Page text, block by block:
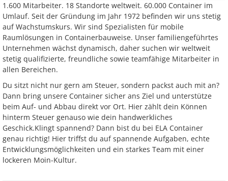
1.600 Mitarbeiter. 18 Standorte weltweit. 60.000 Container im
Umlauf. Seit der Gründung im Jahr 1972 befinden wir uns stetig
auf Wachstumskurs. Wir sind Spezialisten für mobile
Raumlösungen in Containerbauweise. Unser familiengeführtes
Unternehmen wächst dynamisch, daher suchen wir weltweit
stetig qualifizierte, freundliche sowie teamfähige Mitarbeiter in
allen Bereichen.
Du sitzt nicht nur gern am Steuer, sondern packst auch mit an?
Dann bring unsere Container sicher ans Ziel und unterstütze
beim Auf- und Abbau direkt vor Ort. Hier zählt dein Können
hinterm Steuer genauso wie dein handwerkliches
Geschick.Klingt spannend? Dann bist du bei ELA Container
genau richtig! Hier triffst du auf spannende Aufgaben, echte
Entwicklungsmöglichkeiten und ein starkes Team mit einer
lockeren Moin-Kultur.